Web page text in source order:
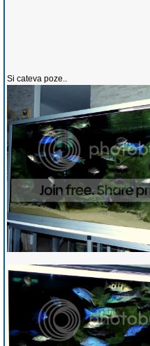
Si cateva poze..